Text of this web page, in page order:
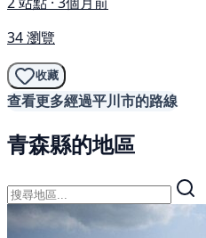
34 瀏覽
收藏
查看更多經過平川市的路線
青森縣的地區